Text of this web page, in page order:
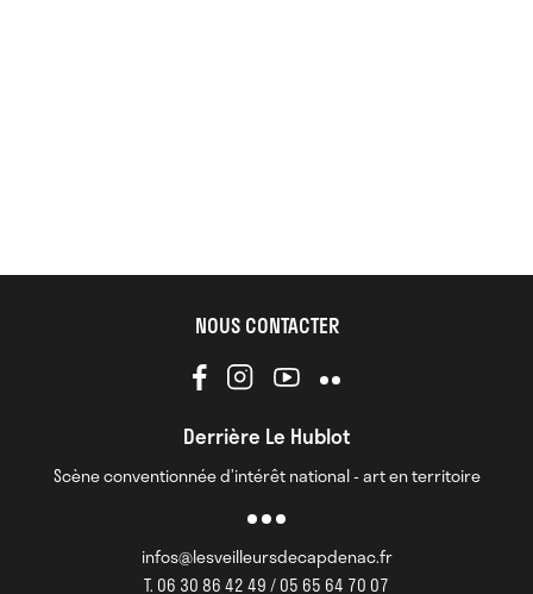
NOUS CONTACTER
Derrière Le Hublot
Scène conventionnée d’intérêt national - art en territoire
infos@lesveilleursdecapdenac.fr
T. 06 30 86 42 49 / 05 65 64 70 07